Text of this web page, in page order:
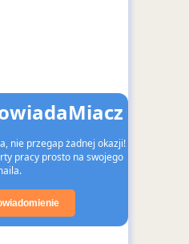
nie przegap żadnej okazji!
pracy prosto na swojego